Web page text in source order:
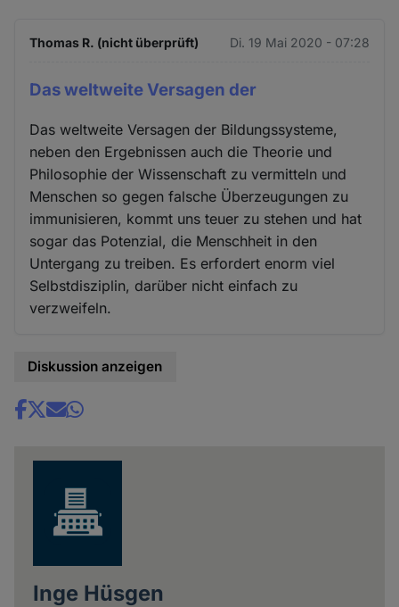
Thomas R. (nicht überprüft) Di. 19 Mai 2020 - 07:28
Das weltweite Versagen der
Das weltweite Versagen der Bildungssysteme,
neben den Ergebnissen auch die Theorie und
Philosophie der Wissenschaft zu vermitteln und
Menschen so gegen falsche Überzeugungen zu
immunisieren, kommt uns teuer zu stehen und hat
sogar das Potenzial, die Menschheit in den
Untergang zu treiben. Es erfordert enorm viel
Selbstdisziplin, darüber nicht einfach zu
verzweifeln.
Diskussion anzeigen
Share
Inge Hüsgen